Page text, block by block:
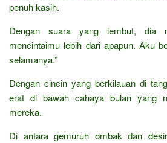
penuh kasih.
Dengan suara yang lembut, dia
mencintaimu lebih dari apapun. Aku
selamanya.”
Dengan cincin yang berkilauan di
erat di bawah cahaya bulan yang
mereka.
Di antara gemuruh ombak dan